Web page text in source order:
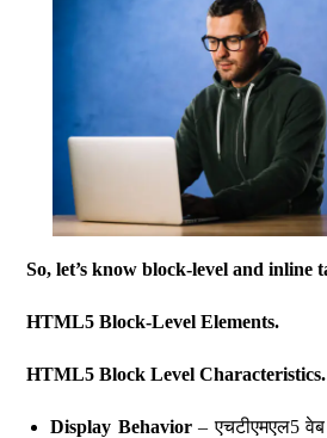
So, let’s know block-level and inline
HTML5 Block-Level Elements.
HTML5 Block Level Characteristics.
Display Behavior– एचटीएमएल5